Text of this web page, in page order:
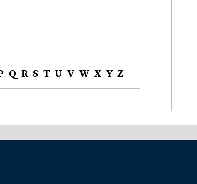
Q R S T U V W X Y Z